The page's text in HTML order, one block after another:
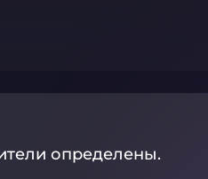
определены.